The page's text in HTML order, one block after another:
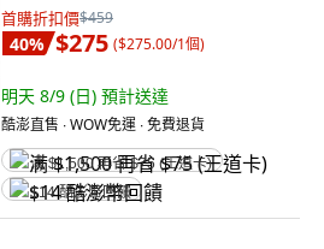
首購折扣價$459
40% $275 ($275.00/1個)
明天 8/9 (日) 預計送達
酷澎直售 ∙ WOW免運 ∙ 免費退貨
满 $1,500 再省 $75 (王道卡)
$14 酷澎幣回饋